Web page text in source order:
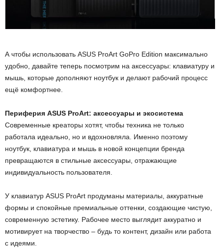
А чтобы использовать ASUS ProArt GoPro Edition максимально
удобно, давайте теперь посмотрим на аксессуары: клавиатуру и
мышь, которые дополняют ноутбук и делают рабочий процесс
ещё комфортнее.
Периферия ASUS ProArt: аксессуары и экосистема
Современные креаторы хотят, чтобы техника не только
работала идеально, но и вдохновляла. Именно поэтому
ноутбук, клавиатура и мышь в новой концепции бренда
превращаются в стильные аксессуары, отражающие
индивидуальность пользователя.
У клавиатур ASUS ProArt продуманы материалы, аккуратные
формы и спокойные премиальные оттенки, создающие чистую,
современную эстетику. Рабочее место выглядит аккуратно и
мотивирует на творчество – будь то контент, дизайн или работа
с идеями.